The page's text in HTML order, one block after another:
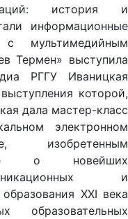
история и
информационные
мультимедийным
Термен» выступила
РГГУ Иваницкая
которой,
дала мастер-класс
электронном
изобретенным
о новейших
и
XXI века
образовательных